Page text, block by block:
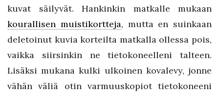
kuvat säilyvät. Hankinkin matkalle mukaan
kourallisen muistikortteja, mutta en suinkaan
deletoinut kuvia korteilta matkalla ollessa pois,
vaikka siirsinkin ne tietokoneelleni talteen.
Lisäksi mukana kulki ulkoinen kovalevy, jonne
vähän väliä otin varmuuskopiot tietokoneeni